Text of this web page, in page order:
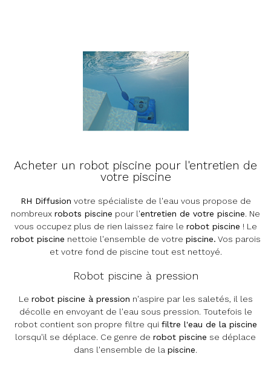
Acheter un robot piscine pour l'entretien de
votre piscine
RH Diffusion votre spécialiste de l'eau vous propose de
nombreux robots piscine pour l'entretien de votre piscine. Ne
vous occupez plus de rien laissez faire le robot piscine ! Le
robot piscine nettoie l'ensemble de votre piscine. Vos parois
et votre fond de piscine tout est nettoyé.
Robot piscine à pression
Le robot piscine à pression n'aspire par les saletés, il les
décolle en envoyant de l'eau sous pression. Toutefois le
robot contient son propre filtre qui filtre l'eau de la piscine
lorsqu'il se déplace. Ce genre de robot piscine se déplace
dans l'ensemble de la piscine.